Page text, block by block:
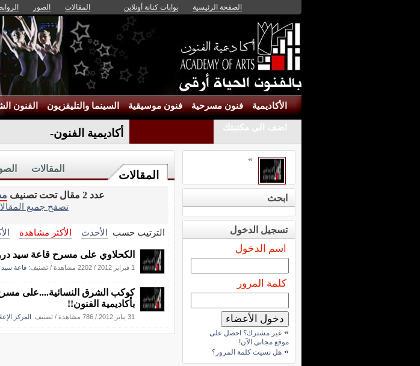
الصفحة الرئيسية بوابات كنانة أونلاين المقالات الصور
الأكاديمية فنون مسرحية فنون موسيقية السينما والتليفزيون الفنون
اضف الى مكتبتك أكاديمية الفنون تهنئ _
المقالات
المقالات
عدد 2 مقال تحت تصنيف
تصفح جميع
الترتيب حسب الأحدث الأكثر مشاهدة
الكحلاوي على مسرح قاعة سيد
1 فبراير 2012 / 2202 مشاهدة / تصنيف: قاعة
كوكب الشرق النسائية....على
بأكاديمية الفنون!!
31 يناير 2012 / 786 مشاهدة / تصنيف: المركز
»
ابحث
تسجيل الدخول
اسم الدخول
كلمة المرور
» غير مشترك؟ احصل على
موقع مجاني الآن!
» هل نسيت كلمة المرور؟